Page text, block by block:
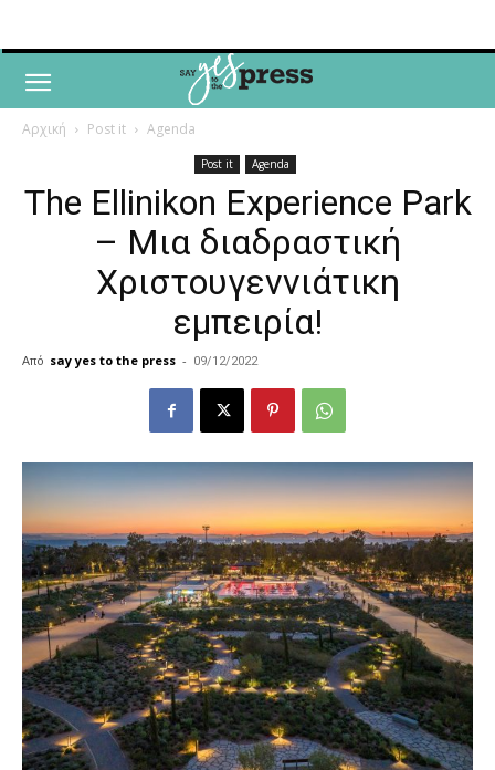
Αρχική Post it Agenda
Post it Agenda
The Ellinikon Experience Park
– Μια διαδραστική
Χριστουγεννιάτικη
εμπειρία!
Από say yes to the press - 09/12/2022